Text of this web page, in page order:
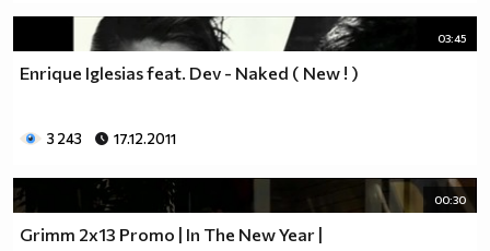
03:45
Enrique Iglesias feat. Dev - Naked ( New ! )
3 243 17.12.2011
00:30
Grimm 2x13 Promo | In The New Year |